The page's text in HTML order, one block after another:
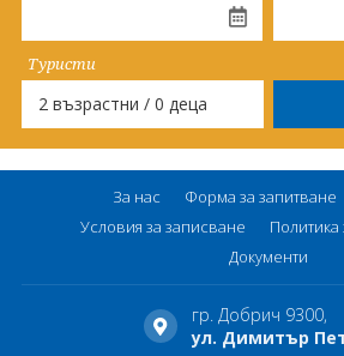
Туристи
2 възрастни / 0 деца
За нас Форма за запитване
Условия за записване
Документи
гр. Добрич 9300,
ул. Димитър